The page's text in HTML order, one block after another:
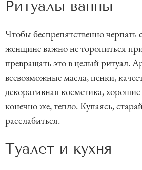
Ритуалы ванны
Чтобы беспрепятственно черпать
женщине важно не торопиться
превращать это в целый ритуал.
всевозможные масла, пенки,
декоративная косметика,
конечно же, тепло. Купаясь,
расслабиться.
Туалет и кухня